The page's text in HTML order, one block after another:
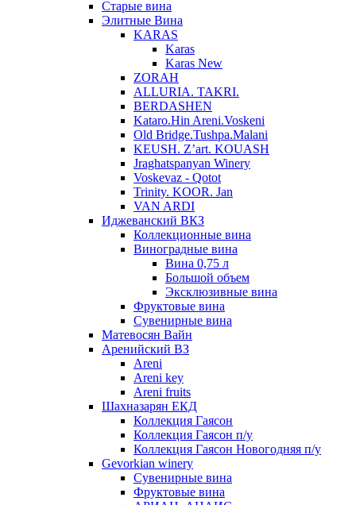
Старые вина
Элитные Вина
KARAS
Karas
Karas New
ZORAH
ALLURIA. TAKRI.
BERDASHEN
Kataro.Hin Areni.Voskeni
Old Bridge.Tushpa.Malani
KEUSH. Z’art. KOUASH
Jraghatspanyan Winery
Voskevaz - Qotot
Trinity. KOOR. Jan
VAN ARDI
Иджеванский ВКЗ
Коллекционные вина
Виноградные вина
Вина 0,75 л
Большой объем
Эксклюзивные вина
Фруктовые вина
Cувенирные вина
Матевосян Вайн
Аренийский ВЗ
Areni
Areni key
Areni fruits
Шахназарян ЕКД
Коллекция Гаясон
Коллекция Гаясон п/у
Коллекция Гаясон Новогодняя п/у
Gevorkian winery
Сувенирные вина
Фруктовые вина